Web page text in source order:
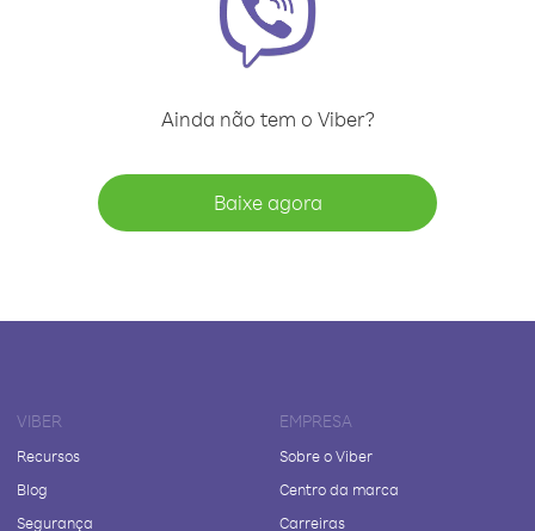
Ainda não tem o Viber?
Baixe agora
VIBER
Recursos
Blog
Segurança
EMPRESA
Sobre o Viber
Centro da marca
Carreiras